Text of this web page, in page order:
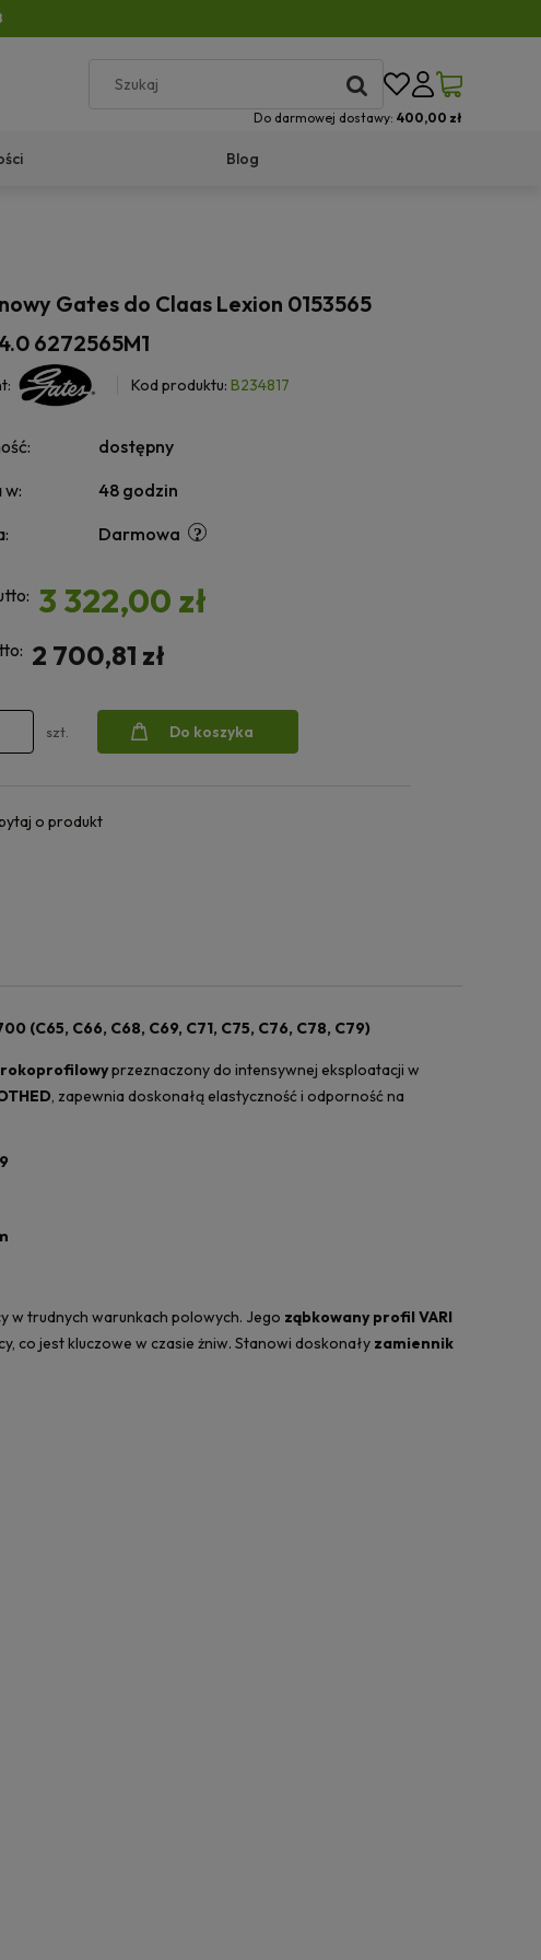
Do darmowej dostawy: 400,00 zł
Blog
Gates do Claas Lexion 0153565
6272565M1
Kod produktu: B234817
dostępny
w:
48 godzin
Darmowa
3 322,00 zł
2 700,81 zł
szt. Do koszyka
o produkt
(C65, C66, C68, C69, C71, C75, C76, C78, C79)
przeznaczony do intensywnej eksploatacji w
, zapewnia doskonałą elastyczność i odporność na
w trudnych warunkach polowych. Jego ząbkowany profil VARI
co jest kluczowe w czasie żniw. Stanowi doskonały zamiennik